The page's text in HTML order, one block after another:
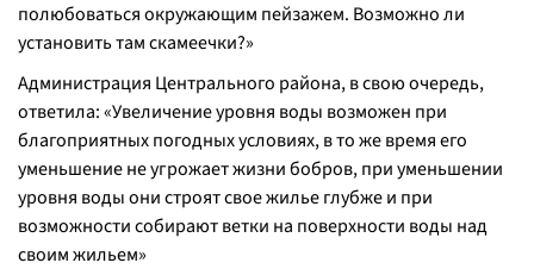
полюбоваться окружающим пейзажем. Возможно ли
установить там скамеечки?»
Администрация Центрального района, в свою очередь,
ответила: «Увеличение уровня воды возможен при
благоприятных погодных условиях, в то же время его
уменьшение не угрожает жизни бобров, при уменьшении
уровня воды они строят свое жилье глубже и при
возможности собирают ветки на поверхности воды над
своим жильем»